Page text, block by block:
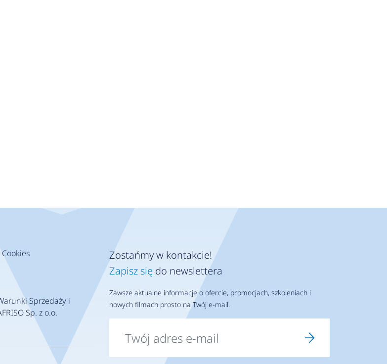
Sprzedaży i
Sp. z o.o.
Zostańmy w kontakcie!
Zapisz się do newslettera
Zawsze aktualne informacje o ofercie, promocjach, szkoleniach i
nowych filmach prosto na Twój e-mail.